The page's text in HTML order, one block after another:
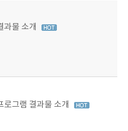
물 소개
그램 결과물 소개